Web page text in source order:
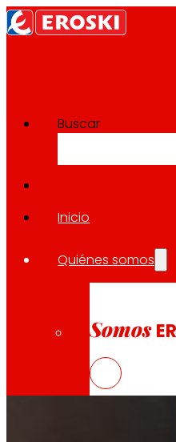
Buscar
Inicio
Quiénes somos
Somos
Sala de prensa
Volver a todas las noticias
28.11.2024
EROSKI